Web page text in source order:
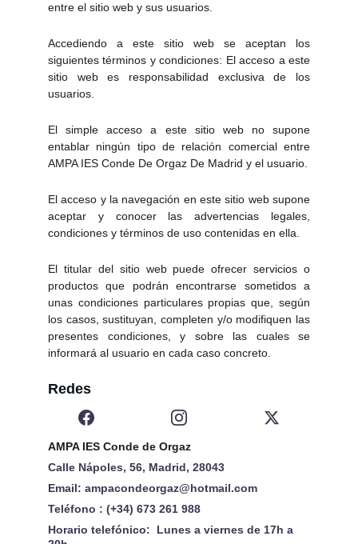
entre el sitio web y sus usuarios.
Accediendo a este sitio web se aceptan los
siguientes términos y condiciones: El acceso a este
sitio web es responsabilidad exclusiva de los
usuarios.
El simple acceso a este sitio web no supone
entablar ningún tipo de relación comercial entre
AMPA IES Conde De Orgaz De Madrid y el usuario.
El acceso y la navegación en este sitio web supone
aceptar y conocer las advertencias legales,
condiciones y términos de uso contenidas en ella.
El titular del sitio web puede ofrecer servicios o
productos que podrán encontrarse sometidos a
unas condiciones particulares propias que, según
los casos, sustituyan, completen y/o modifiquen las
presentes condiciones, y sobre las cuales se
informará al usuario en cada caso concreto.
Redes
AMPA IES Conde de Orgaz
Calle Nápoles, 56, Madrid, 28043
Email: ampacondeorgaz@hotmail.com
Teléfono : (+34) 673 261 988
Horario telefónico:  Lunes a viernes de 17h a